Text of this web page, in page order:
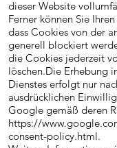
dieser Website
Ferner können Sie
dass Cookies von der
generell blockiert
die Cookies jederzeit
löschen.Die Erhebung
Dienstes erfolgt nur
ausdrücklichen
Google gemäß deren
https://
consent-policy.html.